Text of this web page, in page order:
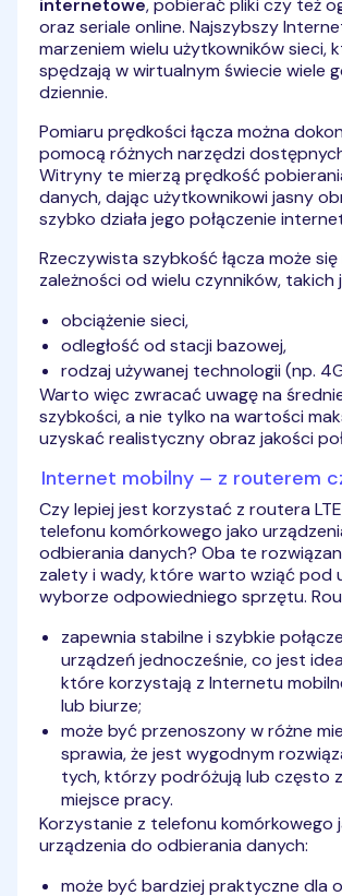
internetowe, pobierać pliki czy też
oraz seriale online. Najszybszy
marzeniem wielu użytkowników sieci,
spędzają w wirtualnym świecie wiele
dziennie.
Pomiaru prędkości łącza można
pomocą różnych narzędzi
Witryny te mierzą prędkość
danych, dając użytkownikowi jasny
szybko działa jego połączenie
Rzeczywista szybkość łącza może
zależności od wielu czynników, takich
obciążenie sieci,
odległość od stacji bazowej,
rodzaj używanej technologii (np.
Warto więc zwracać uwagę na
szybkości, a nie tylko na wartości
uzyskać realistyczny obraz jakości
Internet mobilny – z routerem
Czy lepiej jest korzystać z routera
telefonu komórkowego jako
odbierania danych? Oba te
zalety i wady, które warto wziąć pod
wyborze odpowiedniego sprzętu.
zapewnia stabilne i szybkie
urządzeń jednocześnie, co jest
które korzystają z Internetu
lub biurze;
może być przenoszony w różne
sprawia, że jest wygodnym
tych, którzy podróżują lub często
miejsce pracy.
Korzystanie z telefonu komórkowego
urządzenia do odbierania danych:
może być bardziej praktyczne dla